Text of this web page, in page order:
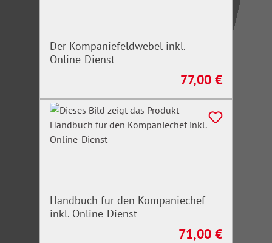
Der Kompaniefeldwebel inkl.
Online-Dienst
Regulärer Preis:
77,00 €
Handbuch für den Kompaniechef
inkl. Online-Dienst
Regulärer Preis:
71,00 €